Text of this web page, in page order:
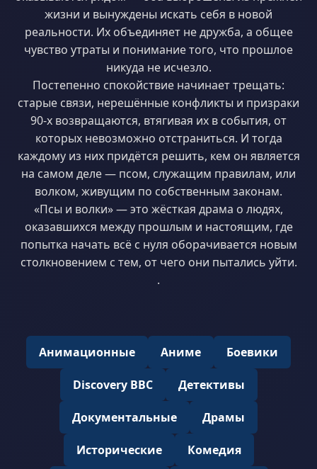
жизни и вынуждены искать себя в новой
реальности. Их объединяет не дружба, а общее
чувство утраты и понимание того, что прошлое
никуда не исчезло.
Постепенно спокойствие начинает трещать:
старые связи, нерешённые конфликты и призраки
90-х возвращаются, втягивая их в события, от
которых невозможно отстраниться. И тогда
каждому из них придётся решить, кем он является
на самом деле — псом, служащим правилам, или
волком, живущим по собственным законам.
«Псы и волки» — это жёсткая драма о людях,
оказавшихся между прошлым и настоящим, где
попытка начать всё с нуля оборачивается новым
столкновением с тем, от чего они пытались уйти.
.
Анимационные Аниме Боевики
Discovery BBC Детективы
Документальные Драмы
Исторические Комедия